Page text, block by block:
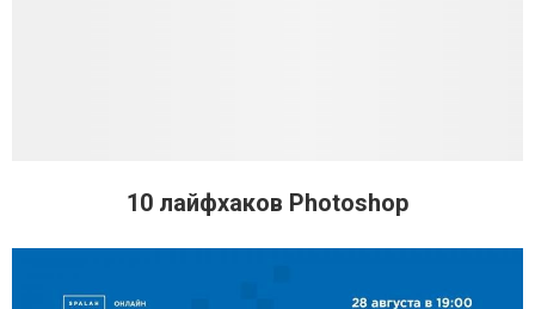
10 лайфхаков Photoshop